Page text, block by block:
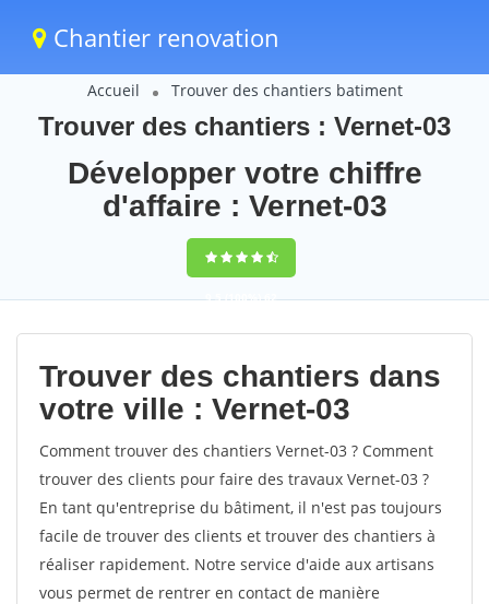
Chantier renovation
Accueil Trouver des chantiers batiment
Trouver des chantiers : Vernet-03
Développer votre chiffre
d'affaire : Vernet-03
9,5(100%)62
votes
Trouver des chantiers dans
votre ville : Vernet-03
Comment trouver des chantiers Vernet-03 ? Comment
trouver des clients pour faire des travaux Vernet-03 ?
En tant qu'entreprise du bâtiment, il n'est pas toujours
facile de trouver des clients et trouver des chantiers à
réaliser rapidement. Notre service d'aide aux artisans
vous permet de rentrer en contact de manière